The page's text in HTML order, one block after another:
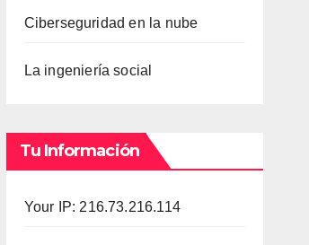
Ciberseguridad en la nube
La ingeniería social
Tu Información
Your IP: 216.73.216.114